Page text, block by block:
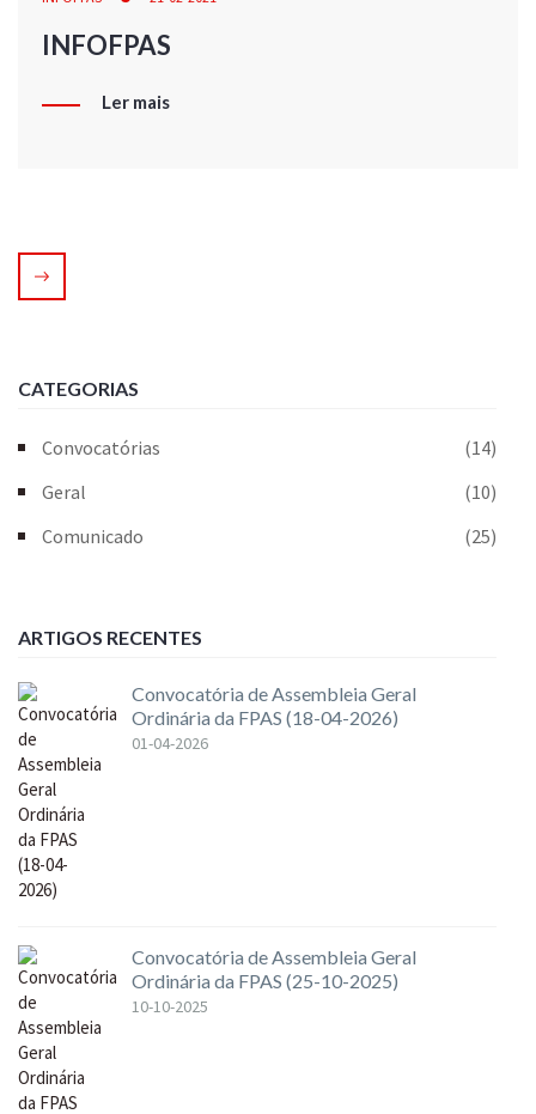
INFOFPAS
Ler mais
CATEGORIAS
Convocatórias
(14)
Geral
(10)
Comunicado
(25)
ARTIGOS RECENTES
Convocatória de Assembleia Geral
Ordinária da FPAS (18-04-2026)
01-04-2026
Convocatória de Assembleia Geral
Ordinária da FPAS (25-10-2025)
10-10-2025